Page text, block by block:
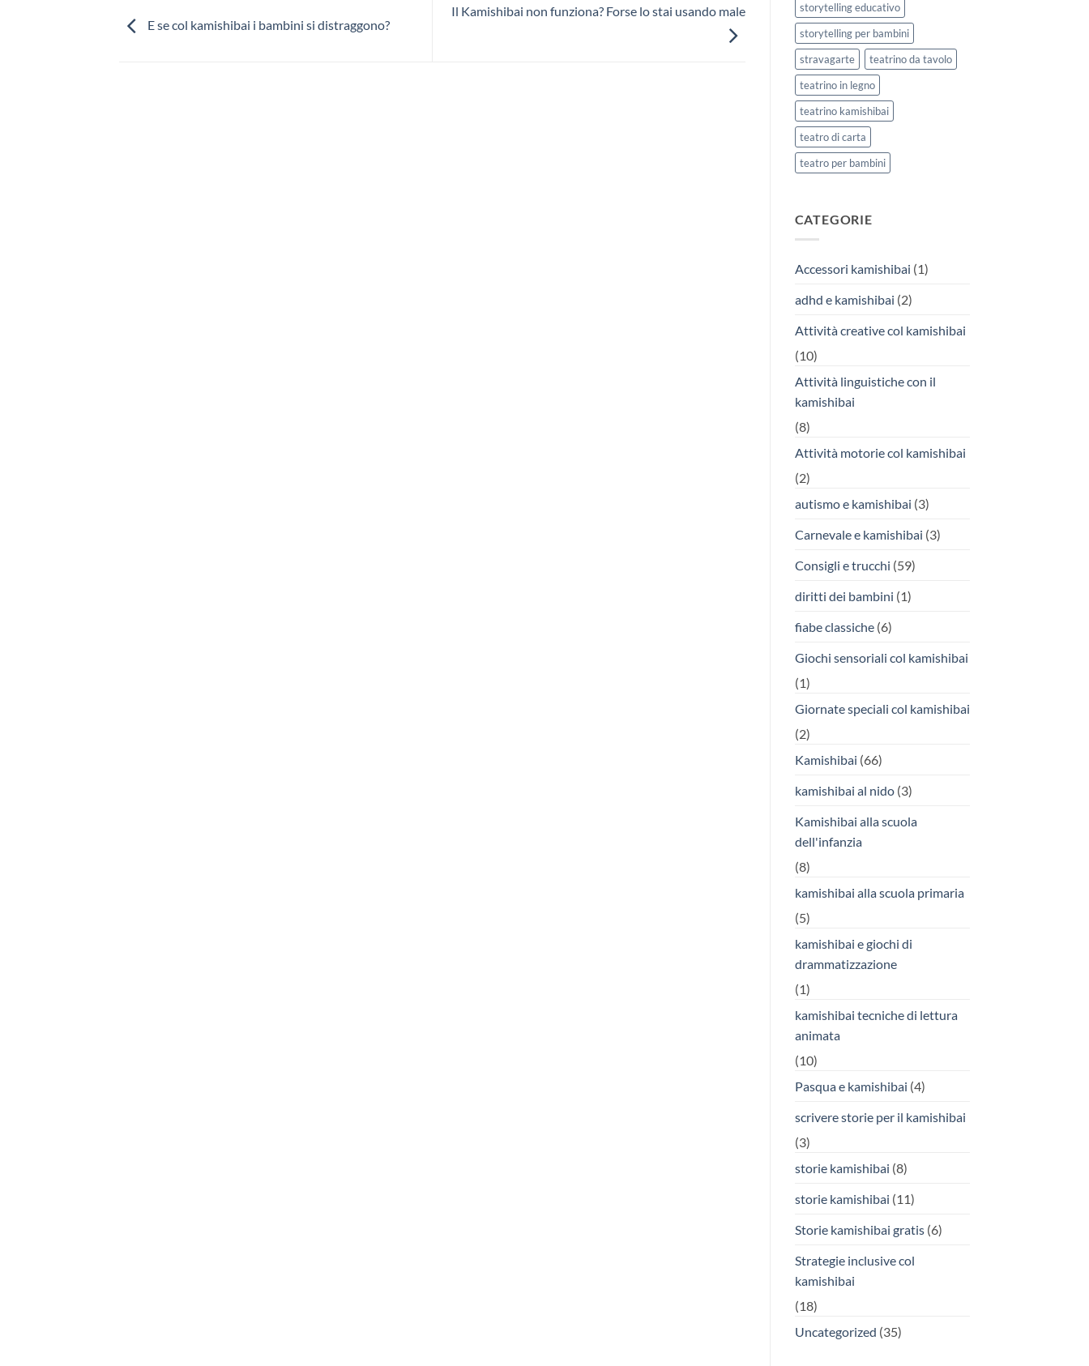
E se col kamishibai i bambini si distraggono?
Il Kamishibai non funziona? Forse lo stai usando male
storytelling educativo
storytelling per bambini
stravagarte
teatrino da tavolo
teatrino in legno
teatrino kamishibai
teatro di carta
teatro per bambini
CATEGORIE
Accessori kamishibai (1)
adhd e kamishibai (2)
Attività creative col kamishibai
(10)
Attività linguistiche con il
kamishibai
(8)
Attività motorie col kamishibai
(2)
autismo e kamishibai (3)
Carnevale e kamishibai (3)
Consigli e trucchi (59)
diritti dei bambini (1)
fiabe classiche(6)
Giochi sensoriali col kamishibai
(1)
Giornate speciali col kamishibai
(2)
Kamishibai (66)
kamishibai al nido(3)
Kamishibai alla scuola
dell'infanzia
(8)
kamishibai alla scuola primaria
(5)
kamishibai e giochi di
drammatizzazione
(1)
kamishibai tecniche di lettura
animata
(10)
Pasqua e kamishibai (4)
scrivere storie per il kamishibai
(3)
storie kamishibai (8)
storie kamishibai (11)
Storie kamishibai gratis(6)
Strategie inclusive col
kamishibai
(18)
Uncategorized (35)